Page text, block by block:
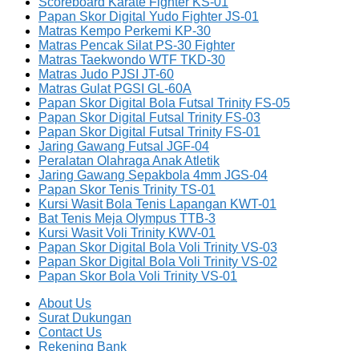
Papan Skor Digital Yudo Fighter JS-01
Matras Kempo Perkemi KP-30
Matras Pencak Silat PS-30 Fighter
Matras Taekwondo WTF TKD-30
Matras Judo PJSI JT-60
Matras Gulat PGSI GL-60A
Papan Skor Digital Bola Futsal Trinity FS-05
Papan Skor Digital Futsal Trinity FS-03
Papan Skor Digital Futsal Trinity FS-01
Jaring Gawang Futsal JGF-04
Peralatan Olahraga Anak Atletik
Jaring Gawang Sepakbola 4mm JGS-04
Papan Skor Tenis Trinity TS-01
Kursi Wasit Bola Tenis Lapangan KWT-01
Bat Tenis Meja Olympus TTB-3
Kursi Wasit Voli Trinity KWV-01
Papan Skor Digital Bola Voli Trinity VS-03
Papan Skor Digital Bola Voli Trinity VS-02
Papan Skor Bola Voli Trinity VS-01
About Us
Surat Dukungan
Contact Us
Rekening Bank